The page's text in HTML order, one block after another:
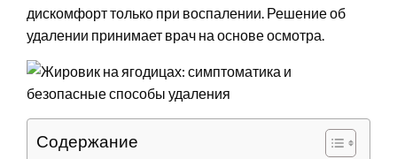
дискомфорт только при воспалении. Решение об
удалении принимает врач на основе осмотра.
Содержание